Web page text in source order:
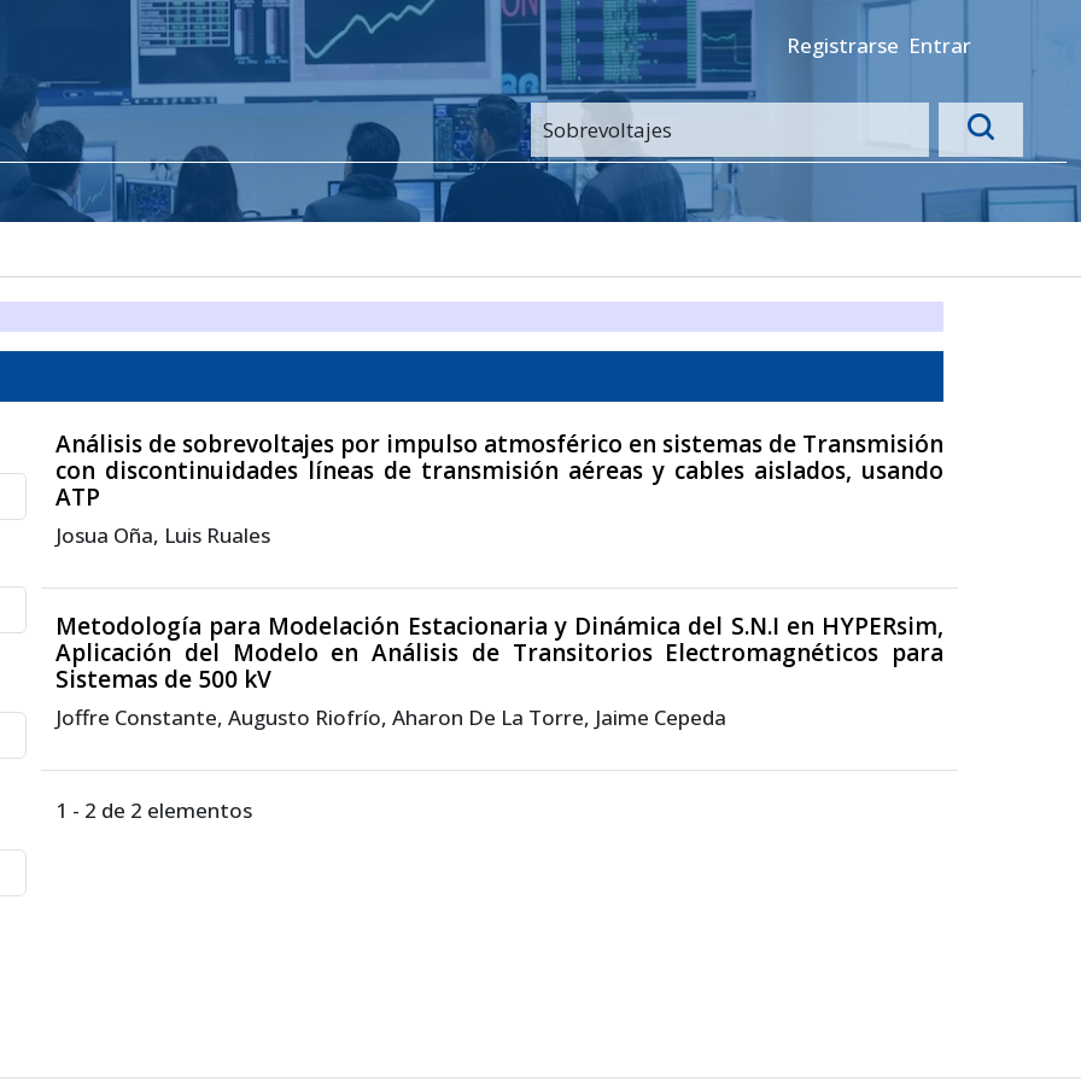
Registrarse Entrar
Análisis de sobrevoltajes por impulso atmosférico en sistemas de Transmisión
con discontinuidades líneas de transmisión aéreas y cables aislados, usando
ATP
Josua Oña, Luis Ruales
Metodología para Modelación Estacionaria y Dinámica del S.N.I en HYPERsim,
Aplicación del Modelo en Análisis de Transitorios Electromagnéticos para
Sistemas de 500 kV
Joffre Constante, Augusto Riofrío, Aharon De La Torre, Jaime Cepeda
1 - 2 de 2 elementos